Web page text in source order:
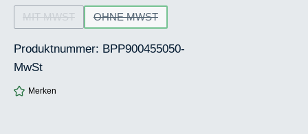
MIT MWST OHNE MWST
Produktnummer: BPP900455050-
MwSt
Merken